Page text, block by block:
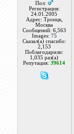
Пол:
Регистрация:
24.01.2005
Адрес: Троицк,
Москва
Сообщений: 6,563
Images: 75
Сказал(а) спасибо:
2,153
Поблагодарили:
1,035 раз(а)
Репутация:39614